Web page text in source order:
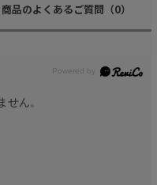
商品のよくあるご質問 （0）
せん。